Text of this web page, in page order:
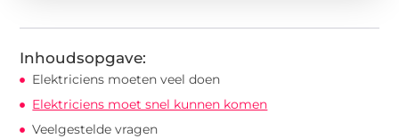
Inhoudsopgave:
Elektriciens moeten veel doen
Elektriciens moet snel kunnen komen
Veelgestelde vragen